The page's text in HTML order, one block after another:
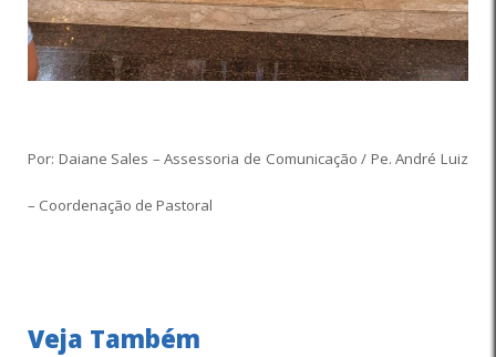
Por: Daiane Sales – Assessoria de Comunicação / Pe. André Luiz
– Coordenação de Pastoral
Veja Também